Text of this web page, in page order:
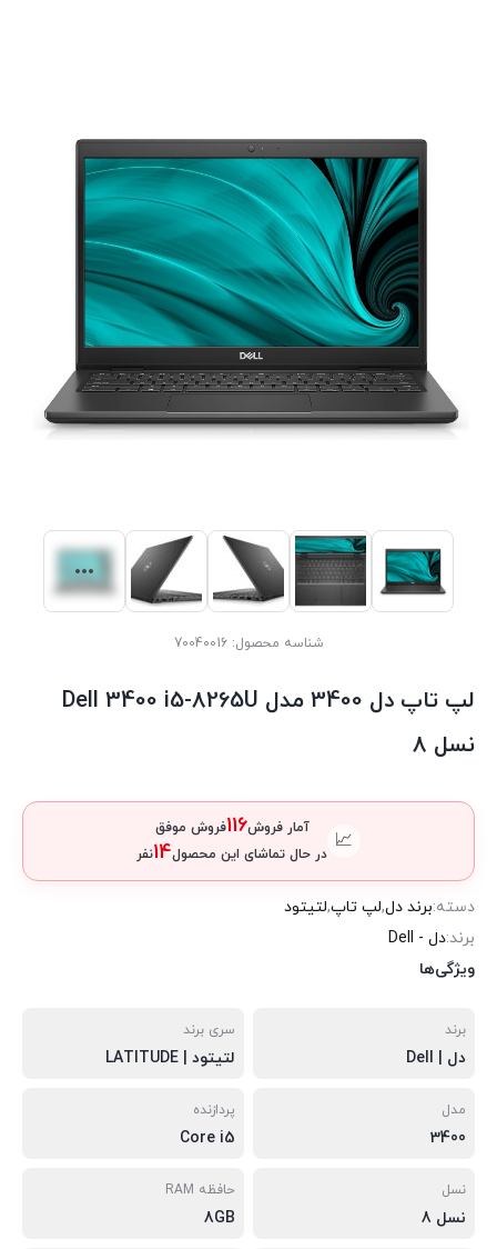
شناسه محصول:70040016
لپ تاپ دل 3400 مدل Dell 3400 i5-8265U
نسل 8
📈
آمار فروش116فروش موفق
در حال تماشای این محصول14نفر
دسته:برند دل,لپ تاپ,لتیتود
برند:دل - Dell
ویژگی‌ها
برند
دل | Dell
سری برند
لتیتود | LATITUDE
مدل
3400
پردازنده
Core i5
نسل
نسل 8
حافظه RAM
8GB